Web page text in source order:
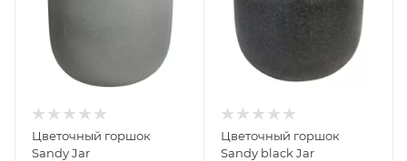
Цветочный горшок
Sandy Jar
Цветочный горшок
Sandy black Jar